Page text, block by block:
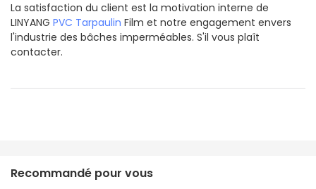
La satisfaction du client est la motivation interne de
LINYANG PVC Tarpaulin Film et notre engagement envers
l'industrie des bâches imperméables. S'il vous plaît
contacter.
Recommandé pour vous